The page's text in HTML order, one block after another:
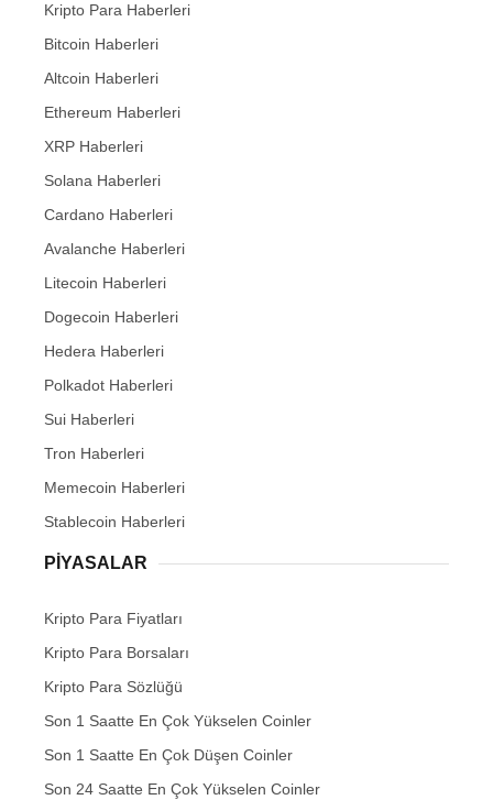
Kripto Para Haberleri
Bitcoin Haberleri
Altcoin Haberleri
Ethereum Haberleri
XRP Haberleri
Solana Haberleri
Cardano Haberleri
Avalanche Haberleri
Litecoin Haberleri
Dogecoin Haberleri
Hedera Haberleri
Polkadot Haberleri
Sui Haberleri
Tron Haberleri
Memecoin Haberleri
Stablecoin Haberleri
PIYASALAR
Kripto Para Fiyatları
Kripto Para Borsaları
Kripto Para Sözlüğü
Son 1 Saatte En Çok Yükselen Coinler
Son 1 Saatte En Çok Düşen Coinler
Son 24 Saatte En Çok Yükselen Coinler